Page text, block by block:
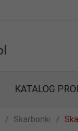
KATALOG
Skarbonki